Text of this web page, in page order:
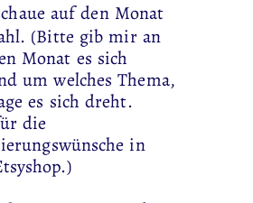
auf den Monat
(Bitte gib mir an
Monat es sich
um welches Thema,
es sich dreht.
die
in